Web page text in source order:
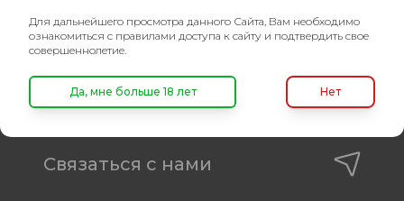
info@oshisha.net
О компании
Покупателям
Связаться с нами
Для дальнейшего просмотра данного Сайта, Вам необходимо
ознакомиться с правилами доступа к сайту и подтвердить свое
совершеннолетие.
Да, мне больше 18 лет Нет